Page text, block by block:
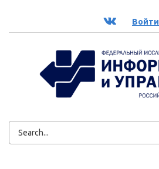
ВК Войти
ФОРМА